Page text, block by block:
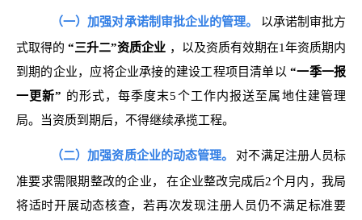
（一）加强对承诺制审批企业的管理。
以承诺制审批方
式取得的 “三升二”资质企业 ，以及资质有效期在1年资质期内
到期的企业，应将企业承接的建设工程项目清单以 “一季一报
一更新” 的形式，每季度末5个工作内报送至属地住建管理
局。当资质到期后，不得继续承揽工程。
（二）加强资质企业的动态管理。
对不满足注册人员标
准要求需限期整改的企业，
在企业整改完成后2个月内，我局
将适时开展动态核查，若再次发现注册人员仍不满足标准要